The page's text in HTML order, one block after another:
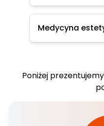
Medycyna
Poniżej